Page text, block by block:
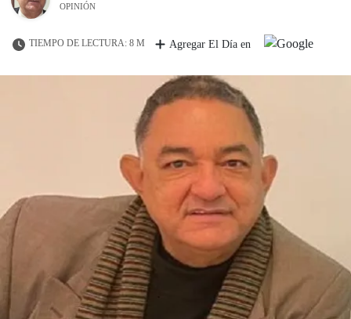
OPINIÓN
TIEMPO DE LECTURA: 8 M Agregar El Día en